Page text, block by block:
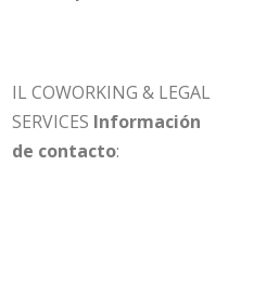
IL COWORKING & LEGAL
SERVICES Información
de contacto: